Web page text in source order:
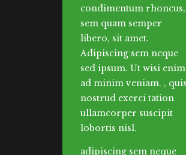
condimentum rhoncus,
sem quam semper
libero, sit amet.
Adipiscing sem neque
sed ipsum. Ut wisi enim
ad minim veniam. , quis
nostrud exerci tation
ullamcorper suscipit
lobortis nisl.
adipiscing sem neque